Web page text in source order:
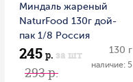
Миндаль жареный
NaturFood 130г дой-
пак 1/8 Россия
245 р. за шт
293 р.
130 г
наличие: 5